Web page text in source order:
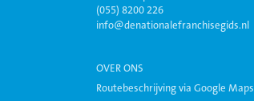
(055) 8200 226
info@denationalefranchisegids.nl
OVER ONS
Routebeschrijving via Google Maps